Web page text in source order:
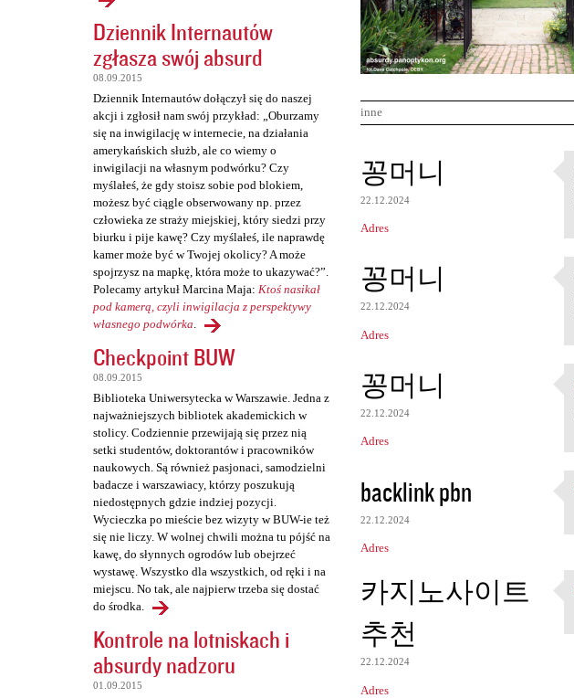
Dziennik Internautów
zgłasza swój absurd
08.09.2015
Dziennik Internautów dołączył się do naszej
akcji i zgłosił nam swój przykład: „Oburzamy
się na inwigilację w internecie, na działania
amerykańskich służb, ale co wiemy o
inwigilacji na własnym podwórku? Czy
myślałeś, że gdy stoisz sobie pod blokiem,
możesz być ciągle obserwowany np. przez
człowieka ze straży miejskiej, który siedzi przy
biurku i pije kawę? Czy myślałeś, ile naprawdę
kamer może być w Twojej okolicy? A może
spojrzysz na mapkę, która może to ukazywać?”.
Polecamy artykuł Marcina Maja: Ktoś nasikał
pod kamerą, czyli inwigilacja z perspektywy
własnego podwórka.
Checkpoint BUW
08.09.2015
Biblioteka Uniwersytecka w Warszawie. Jedna z
najważniejszych bibliotek akademickich w
stolicy. Codziennie przewijają się przez nią
setki studentów, doktorantów i pracowników
naukowych. Są również pasjonaci, samodzielni
badacze i warszawiacy, którzy poszukują
niedostępnych gdzie indziej pozycji.
Wycieczka po mieście bez wizyty w BUW-ie też
się nie liczy. W wolnej chwili można tu pójść na
kawę, do słynnych ogrodów lub obejrzeć
wystawę. Wszystko dla wszystkich, od ręki i na
miejscu. No tak, ale najpierw trzeba się dostać
do środka.
Kontrole na lotniskach i
absurdy nadzoru
01.09.2015
inne
K
o
m
e
n
t
a
r
z
e
꽁머니
22.12.2024
Adres
꽁머니
22.12.2024
Adres
꽁머니
22.12.2024
Adres
backlink pbn
22.12.2024
Adres
카지노사이트
추천
22.12.2024
Adres